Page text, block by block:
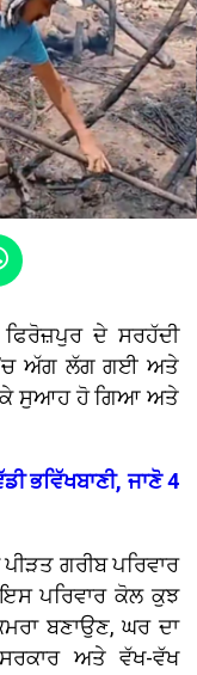
ਫਿਰੋਜ਼ਪੁਰ ਦੇ ਸਰਹੱਦੀ
’ਚ ਅੱਗ ਲੱਗ ਗਈ ਅਤੇ
ਕੇ ਸੁਆਹ ਹੋ ਗਿਆ ਅਤੇ
ਭਵਿੱਖਬਾਣੀ, ਜਾਣੋ 4
ਗਰੀਬ ਪਰਿਵਾਰ
ਇਸ ਪਰਿਵਾਰ ਕੋਲ ਕੁਝ
ਬਣਾਉਣ, ਘਰ ਦਾ
ਅਤੇ ਵੱਖ-ਵੱਖ